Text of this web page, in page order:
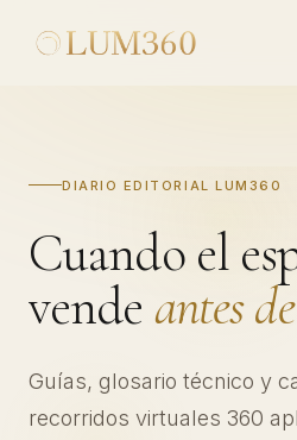
DIARIO EDITORIAL LUM360
Cuando el
vende antes
Guías, glosario técnico y
recorridos virtuales 360